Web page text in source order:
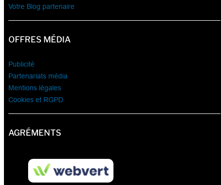
Votre Blog partenaire
OFFRES MÉDIA
Publicité
Partenariats média
Mentions légales
Cookies et RGPD
AGRÉMENTS